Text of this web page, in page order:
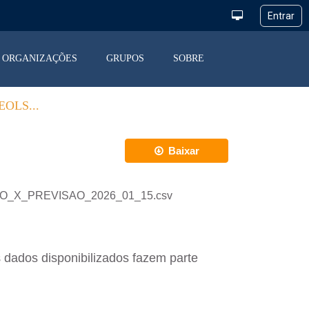
ORGANIZAÇÕES GRUPOS SOBRE
Baixar
disponibilizados fazem parte